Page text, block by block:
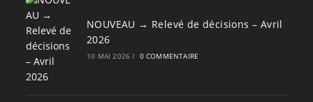
NOUVEAU → Relevé de décisions – Avril
2026
10 MAI 2026 / 0 COMMENTAIRE